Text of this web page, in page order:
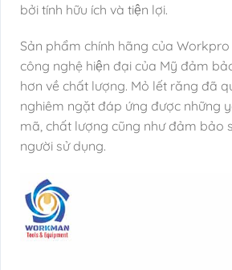
bởi tính hữu ích và tiện lợi.
Sản phẩm chính hãng của
công nghệ hiện đại của Mỹ đảm
hơn về chất lượng. Mỏ lết răng đã
nghiêm ngặt đáp ứng được những
mã, chất lượng cũng như đảm bảo
người sử dụng.